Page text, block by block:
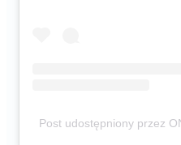
Post udostępniony przez